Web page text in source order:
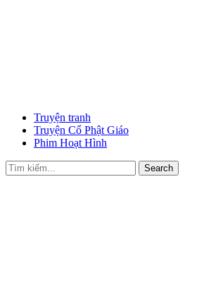
Truyện tranh
Truyện Cổ Phật Giáo
Phim Hoạt Hình
Search